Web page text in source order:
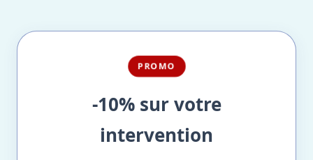
PROMO
-10% sur votre
intervention